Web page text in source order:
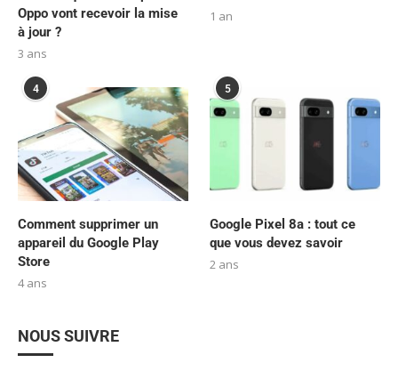
Oppo vont recevoir la mise
à jour ?
3 ans
1 an
4
Comment supprimer un
appareil du Google Play
Store
4 ans
5
Google Pixel 8a : tout ce
que vous devez savoir
2 ans
NOUS SUIVRE